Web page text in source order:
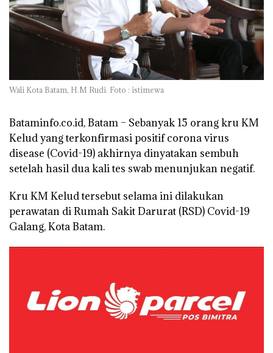
Wali Kota Batam, H.M Rudi. Foto : istimewa
Bataminfo.co.id, Batam – Sebanyak 15 orang kru KM
Kelud yang terkonfirmasi positif corona virus
disease (Covid-19) akhirnya dinyatakan sembuh
setelah hasil dua kali tes swab menunjukan negatif.
Kru KM Kelud tersebut selama ini dilakukan
perawatan di Rumah Sakit Darurat (RSD) Covid-19
Galang, Kota Batam.